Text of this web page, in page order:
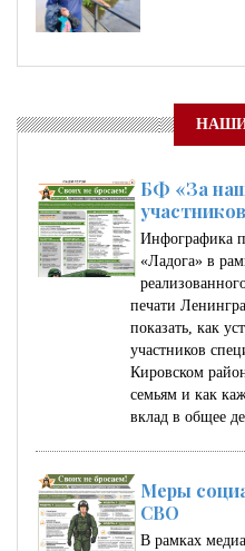
БФ «За
Инфографика
«Ладога» в
печати
показать, как
участников
Кировском
семьям и как
вклад в общее
Меры
СВО
В рамках